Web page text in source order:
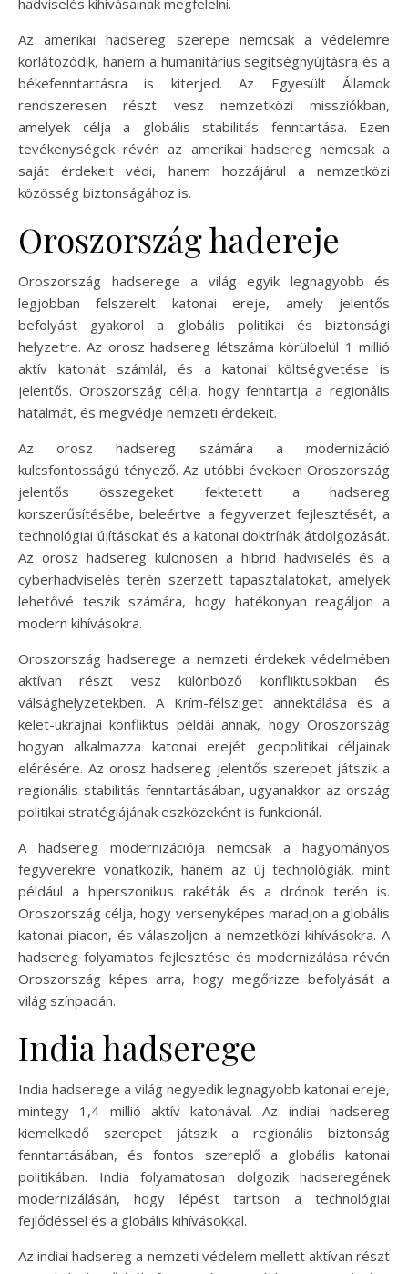
Az amerikai hadsereg szerepe nemcsak a védelemre
korlátozódik, hanem a humanitárius segítségnyújtásra és a
békefenntartásra is kiterjed. Az Egyesült Államok
rendszeresen részt vesz nemzetközi missziókban,
amelyek célja a globális stabilitás fenntartása. Ezen
tevékenységek révén az amerikai hadsereg nemcsak a
saját érdekeit védi, hanem hozzájárul a nemzetközi
közösség biztonságához is.
Oroszország hadereje
Oroszország hadserege a világ egyik legnagyobb és
legjobban felszerelt katonai ereje, amely jelentős
befolyást gyakorol a globális politikai és biztonsági
helyzetre. Az orosz hadsereg létszáma körülbelül 1 millió
aktív katonát számlál, és a katonai költségvetése is
jelentős. Oroszország célja, hogy fenntartja a regionális
hatalmát, és megvédje nemzeti érdekeit.
Az orosz hadsereg számára a modernizáció
kulcsfontosságú tényező. Az utóbbi években Oroszország
jelentős összegeket fektetett a hadsereg
korszerűsítésébe, beleértve a fegyverzet fejlesztését, a
technológiai újításokat és a katonai doktrínák átdolgozását.
Az orosz hadsereg különösen a hibrid hadviselés és a
cyberhadviselés terén szerzett tapasztalatokat, amelyek
lehetővé teszik számára, hogy hatékonyan reagáljon a
modern kihívásokra.
Oroszország hadserege a nemzeti érdekek védelmében
aktívan részt vesz különböző konfliktusokban és
válsághelyzetekben. A Krím-félsziget annektálása és a
kelet-ukrajnai konfliktus példái annak, hogy Oroszország
hogyan alkalmazza katonai erejét geopolitikai céljainak
elérésére. Az orosz hadsereg jelentős szerepet játszik a
regionális stabilitás fenntartásában, ugyanakkor az ország
politikai stratégiájának eszközeként is funkcionál.
A hadsereg modernizációja nemcsak a hagyományos
fegyverekre vonatkozik, hanem az új technológiák, mint
például a hiperszonikus rakéták és a drónok terén is.
Oroszország célja, hogy versenyképes maradjon a globális
katonai piacon, és válaszoljon a nemzetközi kihívásokra. A
hadsereg folyamatos fejlesztése és modernizálása révén
Oroszország képes arra, hogy megőrizze befolyását a
világ színpadán.
India hadserege
India hadserege a világ negyedik legnagyobb katonai ereje,
mintegy 1,4 millió aktív katonával. Az indiai hadsereg
kiemelkedő szerepet játszik a regionális biztonság
fenntartásában, és fontos szereplő a globális katonai
politikában. India folyamatosan dolgozik hadseregének
modernizálásán, hogy lépést tartson a technológiai
fejlődéssel és a globális kihívásokkal.
Az indiai hadsereg a nemzeti védelem mellett aktívan részt